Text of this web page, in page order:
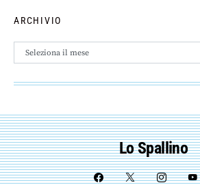
ARCHIVIO
Archivio
Lo Spallino